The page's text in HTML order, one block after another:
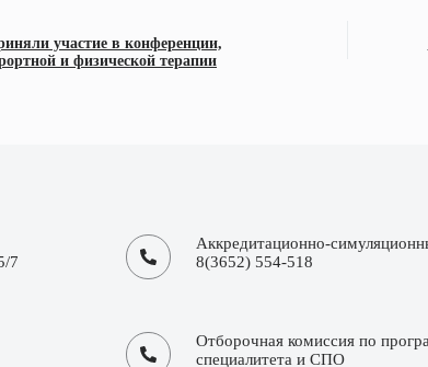
участие в конференции,
и физической терапии
7
Аккредитационно-
8(3652) 554-518
Отборочная комиссия по
специалитета и СПО